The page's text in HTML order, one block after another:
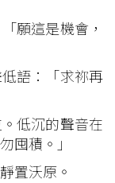
這是機會，
語：「求祢再
低沉的聲音在
囤積。」
沃原。